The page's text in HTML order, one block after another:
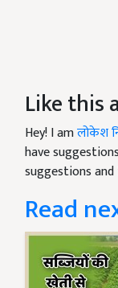
Like this
Hey! I amलोकेश
have
suggestions and
Read